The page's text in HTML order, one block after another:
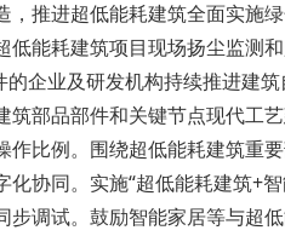
推进超低能耗建筑全面实施
能耗建筑项目现场扬尘监测
企业及研发机构持续推进建
筑部品部件和关键节点现代工
比例。围绕超低能耗建筑重
协同。实施“超低能耗建筑+
调试。鼓励智能家居等与超